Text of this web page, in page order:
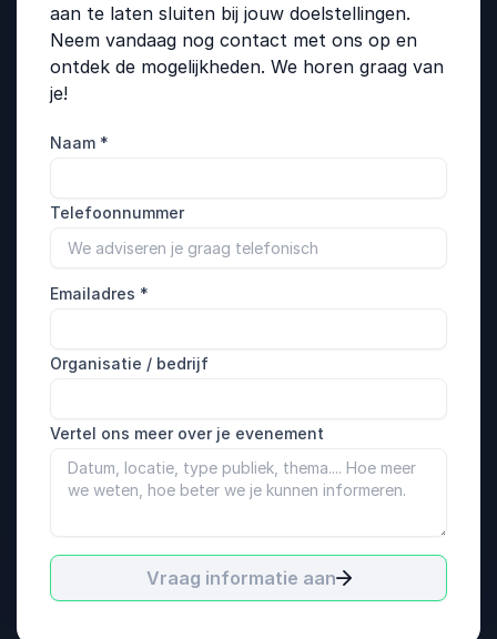
aan te laten sluiten bij jouw doelstellingen.
Neem vandaag nog contact met ons op en
ontdek de mogelijkheden. We horen graag van
je!
Naam *
Telefoonnummer
Emailadres *
Organisatie / bedrijf
Vertel ons meer over je evenement
Vraag informatie aan